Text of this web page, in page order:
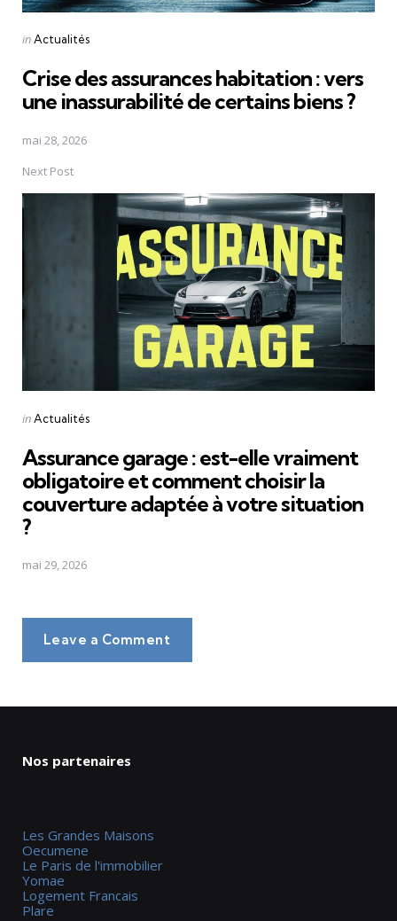
Posted
inActualités
Crise des assurances habitation : vers
une inassurabilité de certains biens ?
mai 28, 2026
Next Post
Posted
inActualités
Assurance garage : est-elle vraiment
obligatoire et comment choisir la
couverture adaptée à votre situation
?
mai 29, 2026
Leave a Comment
Nos partenaires
Les Grandes Maisons
Oecumene
Le Paris de l'immobilier
Yomae
Logement Francais
Plare